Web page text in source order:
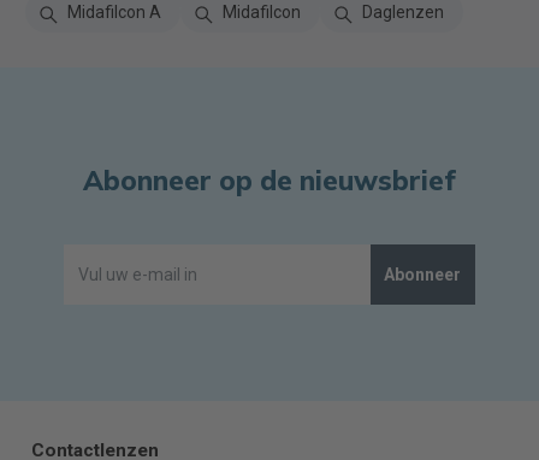
Midafilcon A
Midafilcon Daglenzen
Abonneer op de nieuwsbrief
Abonneer
Contactlenzen